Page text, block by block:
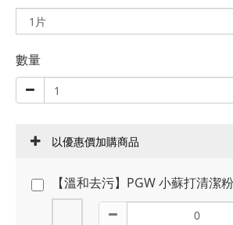
數量
以優惠價加購商品
【溫和去污】PGW 小蘇打清潔